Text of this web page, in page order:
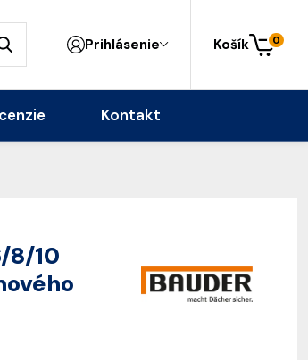
Prihlásenie Košík 0
Kontakt
8/10